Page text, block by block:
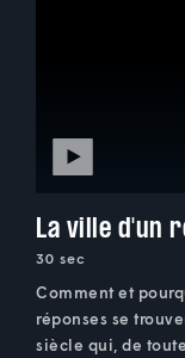
La ville d'un
30 sec
Comment et
réponses se
siècle qui, de